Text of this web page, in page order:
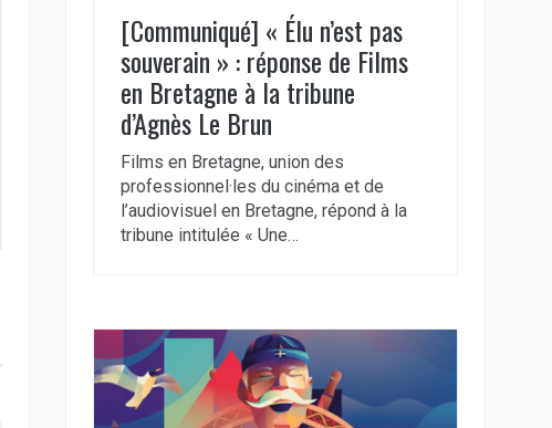
[Communiqué] « Élu n’est pas
souverain » : réponse de Films
en Bretagne à la tribune
d’Agnès Le Brun
Films en Bretagne, union des
professionnel·les du cinéma et de
l’audiovisuel en Bretagne, répond à la
tribune intitulée « Une…